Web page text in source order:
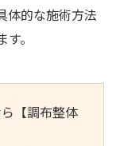
体的な施術方法
。
【調布整体